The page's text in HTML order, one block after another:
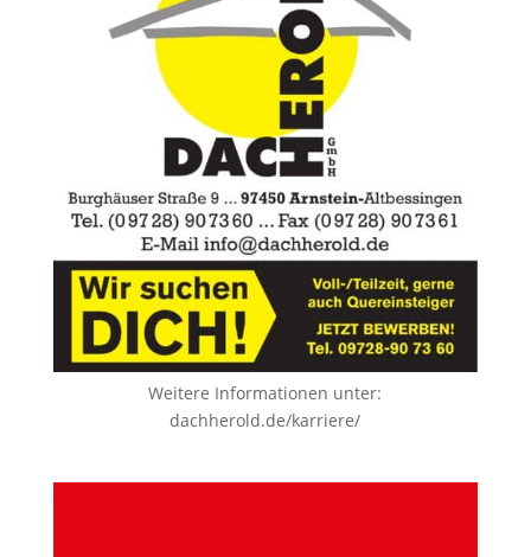
Weitere Informationen unter:
dachherold.de/karriere/